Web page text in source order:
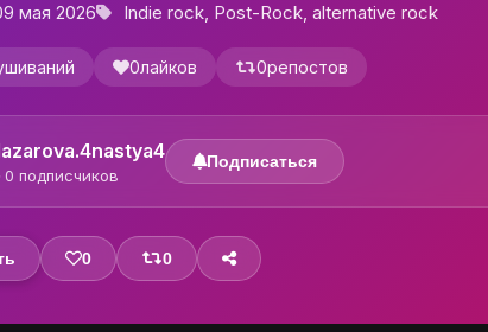
мая 2026 Indie rock, Post-Rock, alternative rock
0лайков 0репостов
0 подписчиков
Подписаться
0 0